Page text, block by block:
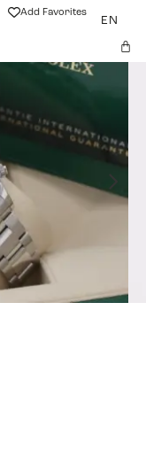
Add Favorites
EN